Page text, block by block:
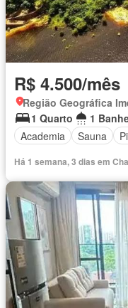
R$ 4.500/mês
Região Geográfica
1 Quarto
1
Academia
Sauna
Há 1 semana, 3 dias em